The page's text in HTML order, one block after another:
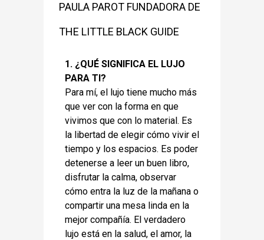
PAULA PAROT FUNDADORA DE
THE LITTLE BLACK GUIDE
1. ¿QUÉ SIGNIFICA EL LUJO
PARA TI?
Para mí, el lujo tiene mucho más
que ver con la forma en que
vivimos que con lo material. Es
la libertad de elegir cómo vivir el
tiempo y los espacios. Es poder
detenerse a leer un buen libro,
disfrutar la calma, observar
cómo entra la luz de la mañana o
compartir una mesa linda en la
mejor compañía. El verdadero
lujo está en la salud, el amor, la